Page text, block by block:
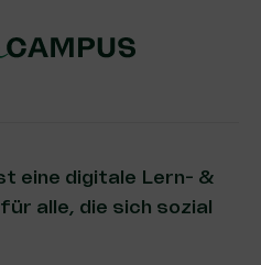
eine digitale Lern- &
alle, die sich sozial